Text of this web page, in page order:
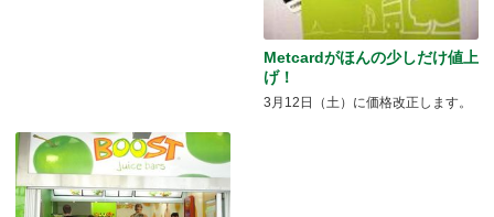
Metcardがほんの少しだけ値上
げ！
3月12日（土）に価格改正します。